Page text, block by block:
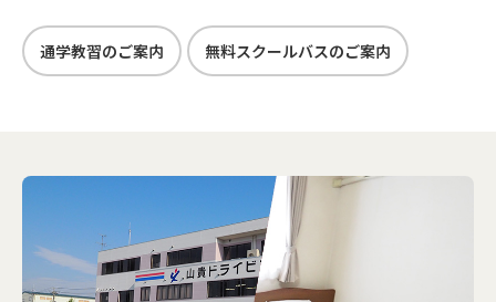
教えて下さり、沢山の大切なこ
とを学ぶことができました。本
に活かしていきたいです。
全員無事卒業できました！恥ず
通学教習のご案内 無料スクールバスのご案内